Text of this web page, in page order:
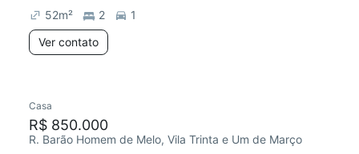
52m² 2
1
Ver contato
Casa
R$ 850.000
R. Barão Homem de Melo, Vila Trinta e Um de Março